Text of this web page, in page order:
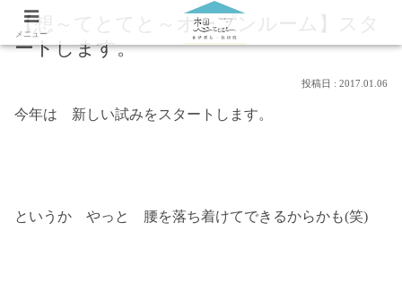
【想～てとてと～オープンルーム】スタ
ートします。
2017.01.06
今年は 新しい試みをスタートします。
というか やっと 腰を落ち着けてできるからかも(笑)
メニュー